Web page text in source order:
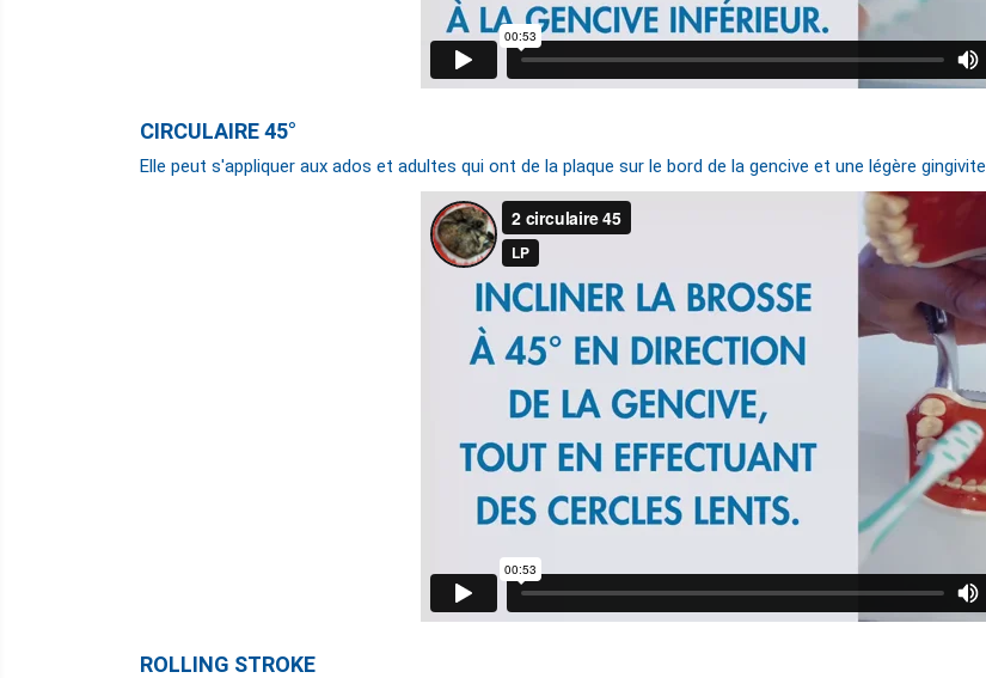
CIRCULAIRE 45°
Elle peut s'appliquer aux ados et adultes qui ont de la plaque sur le bord de la gencive et une légère gingivite
ROLLING STROKE